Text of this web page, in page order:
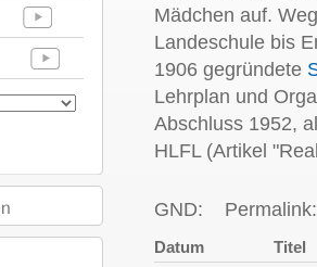
Mädchen auf.
Landeschule bis
1906 gegründete
Lehrplan und
Abschluss 1952,
HLFL (Artikel
GND:
Datum Titel